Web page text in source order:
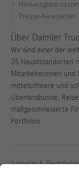
Presse-Newsletter
Über Daimler
Wir sind einer der
35 Hauptstandorten
Mitarbeiterinnen und
mittelschwere und
Überlandbusse,
maßgeschneiderte
Portfolios.
Anbieter &